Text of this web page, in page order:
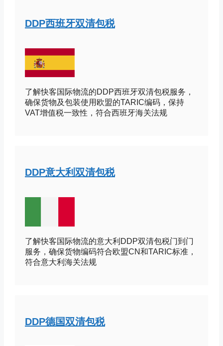
DDP西班牙双清包税
了解快客国际物流的DDP西班牙双清包税服务，
确保货物及包装使用欧盟的TARIC编码，保持
VAT增值税一致性，符合西班牙海关法规
DDP意大利双清包税
了解快客国际物流的意大利DDP双清包税门到门
服务，确保货物编码符合欧盟CN和TARIC标准，
符合意大利海关法规
DDP德国双清包税